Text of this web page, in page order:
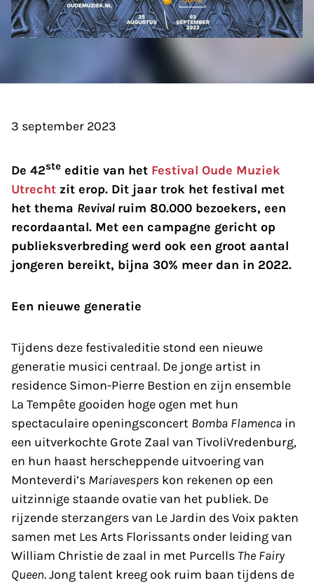
3 september 2023
De 42ste editie van het Festival Oude Muziek
Utrecht zit erop. Dit jaar trok het festival met
het thema Revival ruim 80.000 bezoekers, een
recordaantal. Met een campagne gericht op
publieksverbreding werd ook een groot aantal
jongeren bereikt, bijna 30% meer dan in 2022.
Een nieuwe generatie
Tijdens deze festivaleditie stond een nieuwe
generatie musici centraal. De jonge artist in
residence Simon-Pierre Bestion en zijn ensemble
La Tempête gooiden hoge ogen met hun
spectaculaire openingsconcert Bomba Flamenca in
een uitverkochte Grote Zaal van TivoliVredenburg,
en hun haast herscheppende uitvoering van
Monteverdi’s Mariavespers kon rekenen op een
uitzinnige staande ovatie van het publiek. De
rijzende sterzangers van Le Jardin des Voix pakten
samen met Les Arts Florissants onder leiding van
William Christie de zaal in met Purcells The Fairy
Queen. Jong talent kreeg ook ruim baan tijdens de